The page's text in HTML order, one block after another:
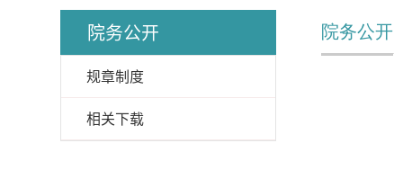
院务公开
规章制度
相关下载
院务公开